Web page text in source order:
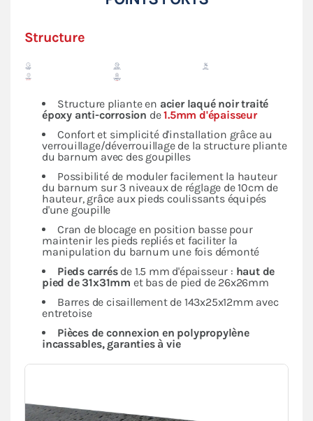
Structure
Structure pliante en acier laqué noir traité
époxy anti-corrosion de1.5mm d'épaisseur
Confort et simplicité d'installation grâce au
verrouillage/déverrouillage de la structure pliante
du barnum avec des goupilles
Possibilité de moduler facilement la hauteur
du barnum sur 3 niveaux de réglage de 10cm de
hauteur, grâce aux pieds coulissants équipés
d'une goupille
Cran de blocage en position basse pour
maintenir les pieds repliés et faciliter la
manipulation du barnum une fois démonté
Pieds carrésde 1.5 mm d'épaisseur : haut de
pied de 31x31mm et bas de pied de 26x26mm
Barres de cisaillement de 143x25x12mm avec
entretoise
Pièces de connexion en polypropylène
incassables, garanties à vie